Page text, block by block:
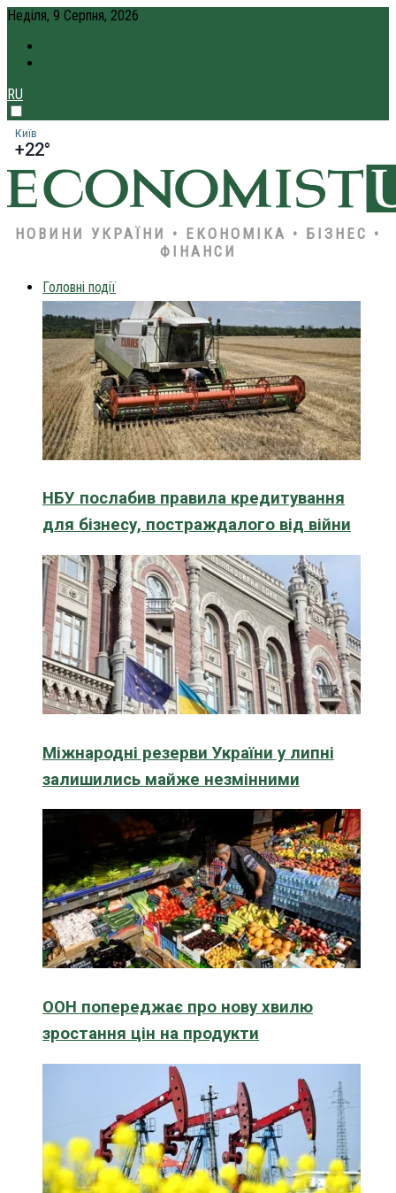
Неділя, 9 Серпня, 2026
RU
Київ
+22°
НОВИНИ УКРАЇНИ • ЕКОНОМІКА • БІЗНЕС •
ФІНАНСИ
Головні події
НБУ послабив правила кредитування
для бізнесу, постраждалого від війни
Міжнародні резерви України у липні
залишились майже незмінними
ООН попереджає про нову хвилю
зростання цін на продукти